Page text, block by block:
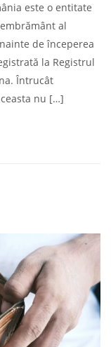
este o entitate
al
de începerea
la Registrul
Întrucât
nu […]